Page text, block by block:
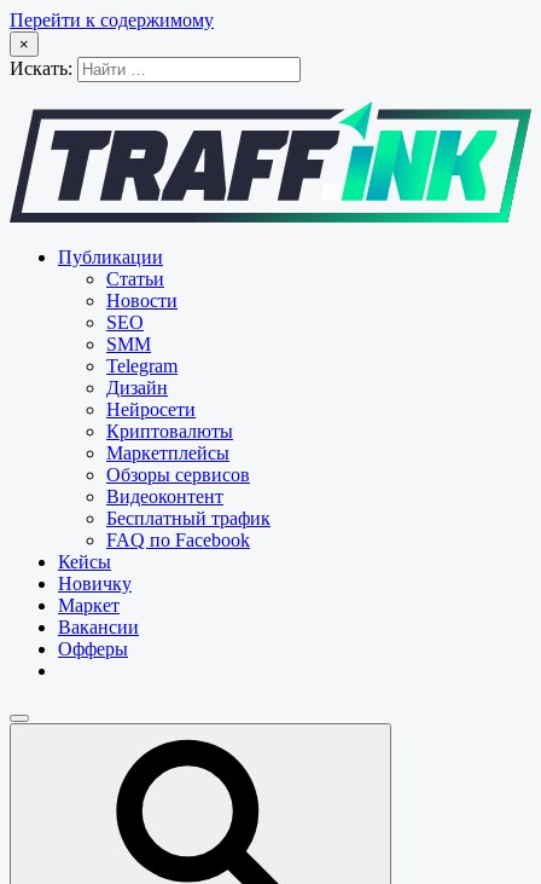
Перейти к содержимому
×
Искать:
Публикации
Статьи
Новости
SEO
SMM
Telegram
Дизайн
Нейросети
Криптовалюты
Маркетплейсы
Обзоры сервисов
Видеоконтент
Бесплатный трафик
FAQ по Facebook
Кейсы
Новичку
Маркет
Вакансии
Офферы